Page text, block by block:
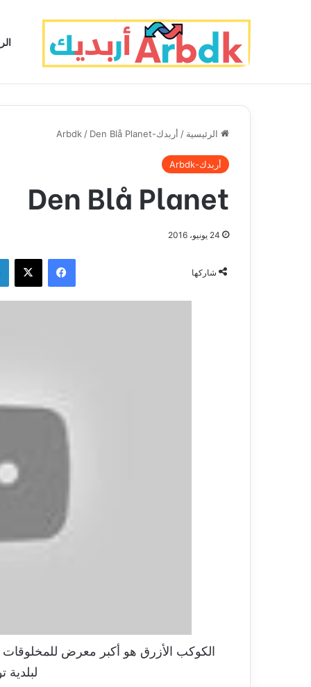
الرئيسية / أربدك-Arbdk / Den Blå Planet
أربدك-Arbdk
Den Blå Planet
24 يونيو، 2016
شاركها
فيسبوك ‫X
الكوكب الأزرق هو أكبر معرض للمخلوقات